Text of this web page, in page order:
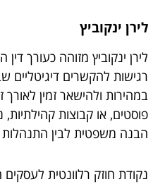
לירן ינקוביץ
לירן ינקוביץ מזוהה כעורך
רגישות להקשרים
במהירות ולהישאר זמין
פוסטים, או קבוצות קהילתיות,
הבנה משפטית לבין
נקודת חוזק רלוונטית